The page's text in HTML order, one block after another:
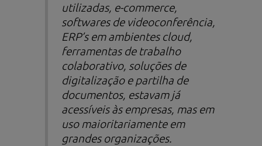
utilizadas, e-commerce,
softwaresde videoconferência,
ERP’s em ambientes cloud,
ferramentas de trabalho
colaborativo, soluções de
digitalização e partilha de
documentos, estavam já
acessíveis às empresas, mas em
uso maioritariamente em
grandes organizações.